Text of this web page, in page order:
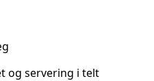
og servering i telt